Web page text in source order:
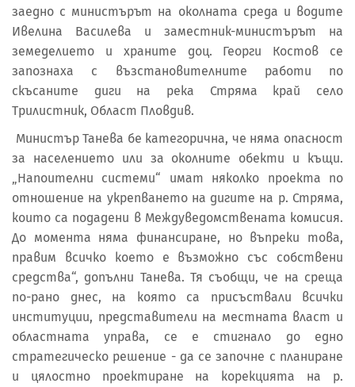
заедно с министърът на околната среда и водите
Ивелина Василева и заместник-министърът на
земеделието и храните доц. Георги Костов се
запознаха с възстановителните работи по
скъсаните диги на река Стряма край село
Трилистник, Област Пловдив.
Министър Танева бе категорична, че няма опасност
за населението или за околните обекти и къщи.
„Напоителни системи“ имат няколко проекта по
отношение на укрепването на дигите на р. Стряма,
които са подадени в Междуведомствената комисия.
До момента няма финансиране, но въпреки това,
правим всичко което е възможно със собствени
средства“, допълни Танева. Тя съобщи, че на среща
по-рано днес, на която са присъствали всички
институции, представители на местната власт и
областната управа, се е стигнало до едно
стратегическо решение - да се започне с планиране
и цялостно проектиране на корекцията на р.